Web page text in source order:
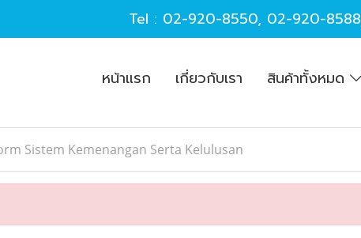
Tel : 02-920-8550, 02-920-8588
หน้าแรก เกี่ยวกับเรา สินค้าทั้งหมด
Sistem Kemenangan Serta Kelulusan